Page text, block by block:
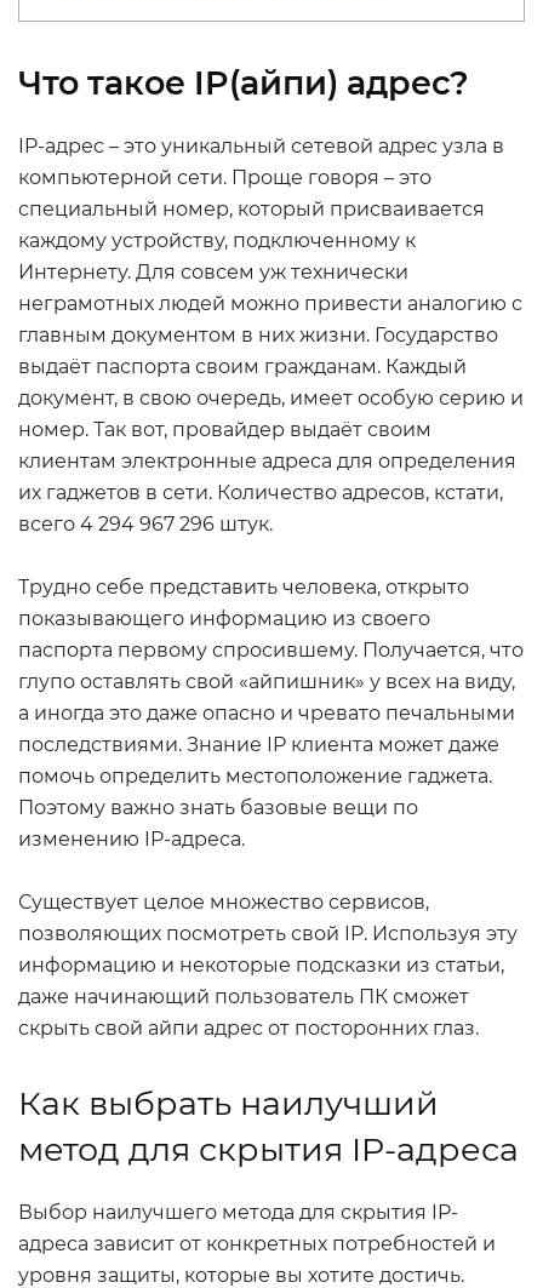
Что такое IP(айпи) адрес?
IP-адрес – это уникальный сетевой адрес узла в
компьютерной сети. Проще говоря – это
специальный номер, который присваивается
каждому устройству, подключенному к
Интернету. Для совсем уж технически
неграмотных людей можно привести аналогию с
главным документом в них жизни. Государство
выдаёт паспорта своим гражданам. Каждый
документ, в свою очередь, имеет особую серию и
номер. Так вот, провайдер выдаёт своим
клиентам электронные адреса для определения
их гаджетов в сети. Количество адресов, кстати,
всего 4 294 967 296 штук.
Трудно себе представить человека, открыто
показывающего информацию из своего
паспорта первому спросившему. Получается, что
глупо оставлять свой «айпишник» у всех на виду,
а иногда это даже опасно и чревато печальными
последствиями. Знание IP клиента может даже
помочь определить местоположение гаджета.
Поэтому важно знать базовые вещи по
изменению IP-адреса.
Существует целое множество сервисов,
позволяющих посмотреть свой IP. Используя эту
информацию и некоторые подсказки из статьи,
даже начинающий пользователь ПК сможет
скрыть свой айпи адрес от посторонних глаз.
Как выбрать наилучший
метод для скрытия IP-адреса
Выбор наилучшего метода для скрытия IP-
адреса зависит от конкретных потребностей и
уровня защиты, которые вы хотите достичь.